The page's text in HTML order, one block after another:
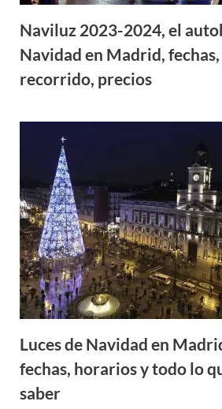
Naviluz 2023-2024, el
Navidad en Madrid,
recorrido, precios
Luces de Navidad en
fechas, horarios y todo lo
saber